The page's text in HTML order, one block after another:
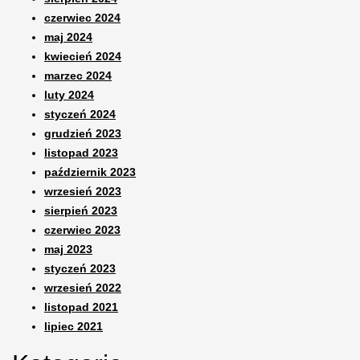
czerwiec 2024
maj 2024
kwiecień 2024
marzec 2024
luty 2024
styczeń 2024
grudzień 2023
listopad 2023
październik 2023
wrzesień 2023
sierpień 2023
czerwiec 2023
maj 2023
styczeń 2023
wrzesień 2022
listopad 2021
lipiec 2021